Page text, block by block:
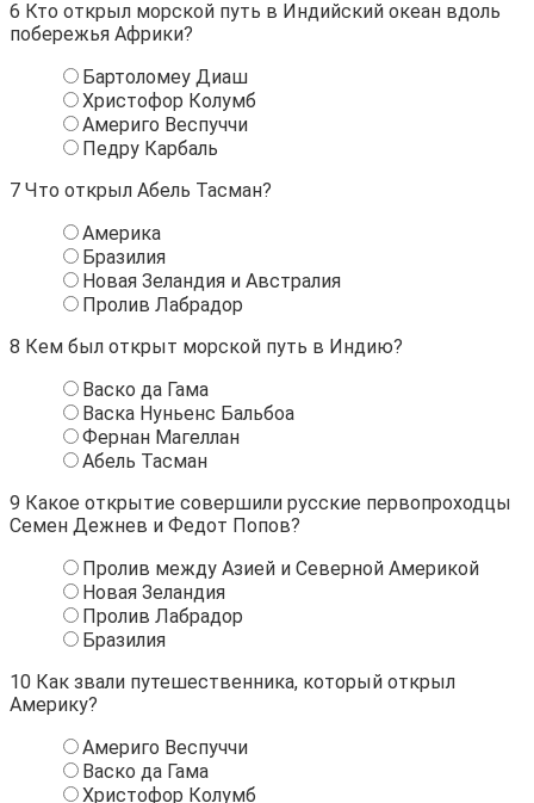
6 Кто открыл морской путь в Индийский океан вдоль
побережья Африки?
Бартоломеу Диаш
Христофор Колумб
Америго Веспуччи
Педру Карбаль
7 Что открыл Абель Тасман?
Америка
Бразилия
Новая Зеландия и Австралия
Пролив Лабрадор
8 Кем был открыт морской путь в Индию?
Васко да Гама
Васка Нуньенс Бальбоа
Фернан Магеллан
Абель Тасман
9 Какое открытие совершили русские первопроходцы
Семен Дежнев и Федот Попов?
Пролив между Азией и Северной Америкой
Новая Зеландия
Пролив Лабрадор
Бразилия
10 Как звали путешественника, который открыл
Америку?
Америго Веспуччи
Васко да Гама
Христофор Колумб